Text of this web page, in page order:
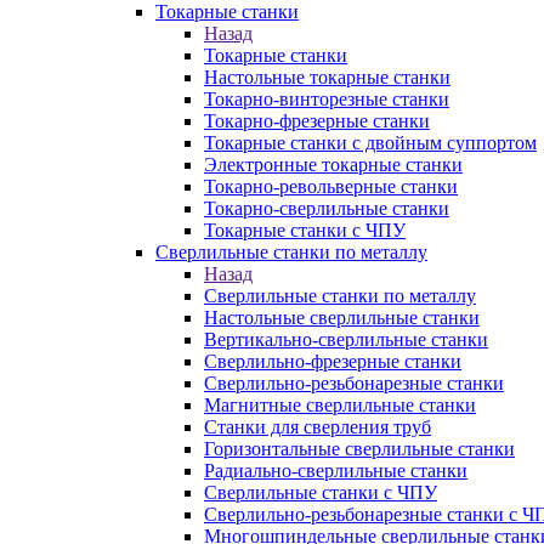
Токарные станки
Назад
Токарные станки
Настольные токарные станки
Токарно-винторезные станки
Токарно-фрезерные станки
Токарные станки с двойным суппортом
Электронные токарные станки
Токарно-револьверные станки
Токарно-сверлильные станки
Токарные станки с ЧПУ
Сверлильные станки по металлу
Назад
Сверлильные станки по металлу
Настольные сверлильные станки
Вертикально-сверлильные станки
Сверлильно-фрезерные станки
Сверлильно-резьбонарезные станки
Магнитные сверлильные станки
Станки для сверления труб
Горизонтальные сверлильные станки
Радиально-сверлильные станки
Сверлильные станки с ЧПУ
Сверлильно-резьбонарезные станки с
Многошпиндельные сверлильные